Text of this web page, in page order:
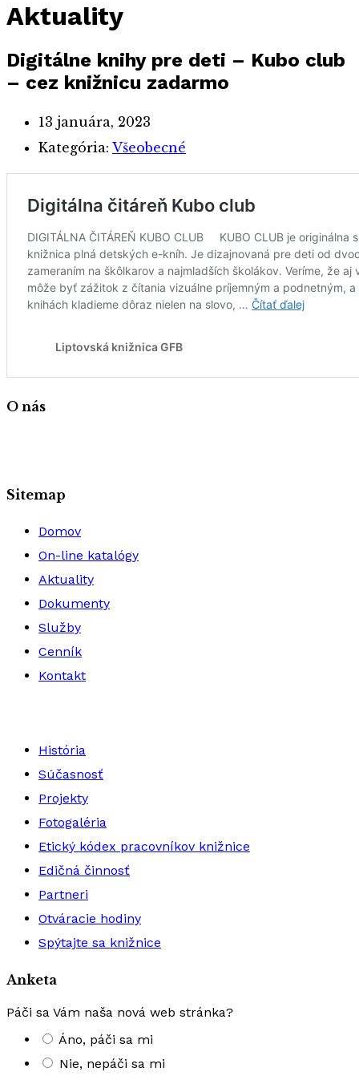
Aktuality
Digitálne knihy pre deti – Kubo club
– cez knižnicu zadarmo
13 januára, 2023
Kategória: Všeobecné
O nás
Sitemap
Domov
On-line katalógy
Aktuality
Dokumenty
Služby
Cenník
Kontakt
História
Súčasnosť
Projekty
Fotogaléria
Etický kódex pracovníkov knižnice
Edičná činnosť
Partneri
Otváracie hodiny
Spýtajte sa knižnice
Anketa
Páči sa Vám naša nová web stránka?
Áno, páči sa mi
Nie, nepáči sa mi